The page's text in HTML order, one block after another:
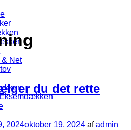
Net
du det rette
2024oktober 19, 2024 afadmin